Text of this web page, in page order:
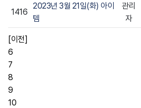
1416
2023년 3월 21일(화) 아이
템
관리
자
[이전]
6
7
8
9
10